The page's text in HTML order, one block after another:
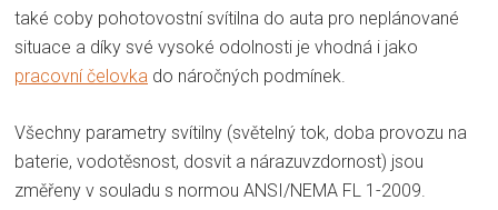
také coby pohotovostní svítilna do auta pro neplánované
situace a díky své vysoké odolnosti je vhodná i jako
pracovní čelovka do náročných podmínek.
Všechny parametry svítilny (světelný tok, doba provozu na
baterie, vodotěsnost, dosvit a nárazuvzdornost) jsou
změřeny v souladu s normou ANSI/NEMA FL 1-2009.